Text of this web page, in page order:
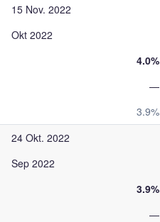
15 Nov. 2022
Okt 2022
4.0%
—
3.9%
24 Okt. 2022
Sep 2022
3.9%
—